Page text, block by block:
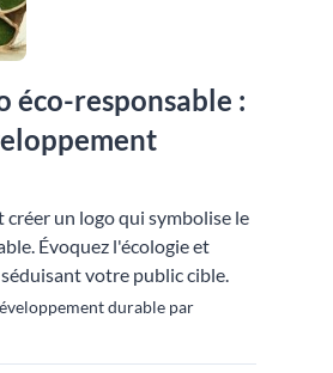
éco-responsable :
créer un logo qui symbolise le
Évoquez l'écologie et
votre public cible.
durable par